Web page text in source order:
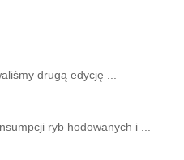
drugą edycję ...
ryb hodowanych i ...